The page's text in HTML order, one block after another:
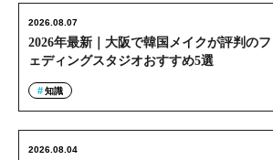
2026年最新｜大阪で韓国メイクが評判の
ェディングスタジオおすすめ5選
2026.08.07
知識
2026.08.04